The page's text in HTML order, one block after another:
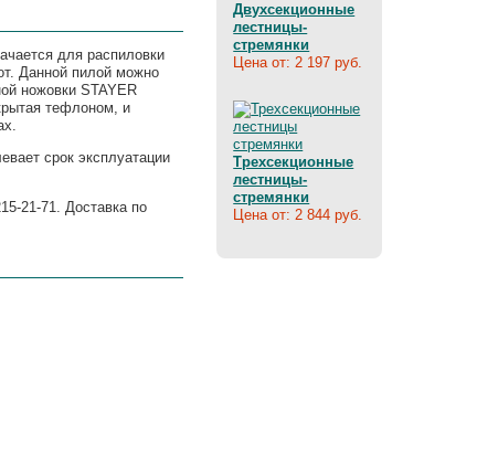
для распиловки
Данной пилой можно
ножовки STAYER
тефлоном, и
срок эксплуатации
21-71. Доставка по
Двухсекционные
лестницы-
стремянки
Цена от: 2 197 руб.
Трехсекционные
лестницы-
стремянки
Цена от: 2 844 руб.